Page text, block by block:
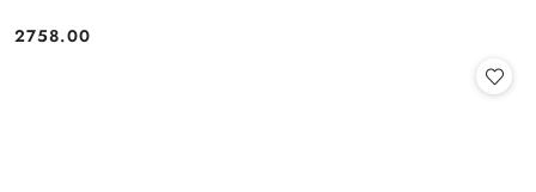
Cena:
2758.00